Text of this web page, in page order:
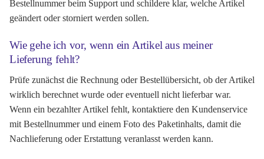
Bestellnummer beim Support und schildere klar, welche Artikel
geändert oder storniert werden sollen.
Wie gehe ich vor, wenn ein Artikel aus meiner
Lieferung fehlt?
Prüfe zunächst die Rechnung oder Bestellübersicht, ob der Artikel
wirklich berechnet wurde oder eventuell nicht lieferbar war.
Wenn ein bezahlter Artikel fehlt, kontaktiere den Kundenservice
mit Bestellnummer und einem Foto des Paketinhalts, damit die
Nachlieferung oder Erstattung veranlasst werden kann.